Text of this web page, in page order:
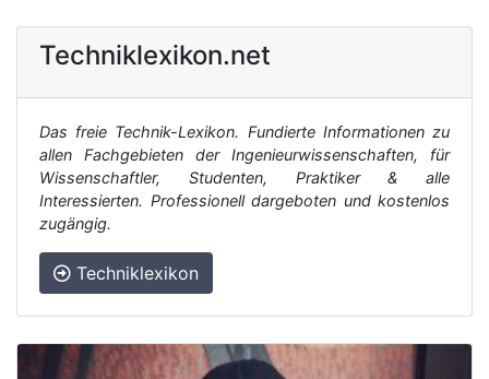
Techniklexikon.net
Das freie Technik-Lexikon. Fundierte Informationen zu
allen Fachgebieten der Ingenieurwissenschaften, für
Wissenschaftler, Studenten, Praktiker & alle
Interessierten. Professionell dargeboten und kostenlos
zugängig.
Techniklexikon